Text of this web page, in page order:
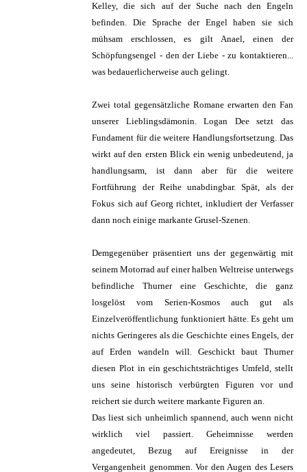
Kelley, die sich auf der Suche nach den Engeln
befinden. Die Sprache der Engel haben sie sich
mühsam erschlossen, es gilt Anael, einen der
Schöpfungsengel - den der Liebe - zu kontaktieren...
was bedauerlicherweise auch gelingt.
Zwei total gegensätzliche Romane erwarten den Fan
unserer Lieblingsdämonin. Logan Dee setzt das
Fundament für die weitere Handlungsfortsetzung. Das
wirkt auf den ersten Blick ein wenig unbedeutend, ja
handlungsarm, ist dann aber für die weitere
Fortführung der Reihe unabdingbar. Spät, als der
Fokus sich auf Georg richtet, inkludiert der Verfasser
dann noch einige markante Grusel-Szenen.
Demgegenüber präsentiert uns der gegenwärtig mit
seinem Motorrad auf einer halben Weltreise unterwegs
befindliche Thurner eine Geschichte, die ganz
losgelöst vom Serien-Kosmos auch gut als
Einzelveröffentlichung funktioniert hätte. Es geht um
nichts Geringeres als die Geschichte eines Engels, der
auf Erden wandeln will. Geschickt baut Thurner
diesen Plot in ein geschichtsträchtiges Umfeld, stellt
uns seine historisch verbürgten Figuren vor und
reichert sie durch weitere markante Figuren an.
Das liest sich unheimlich spannend, auch wenn nicht
wirklich viel passiert. Geheimnisse werden
angedeutet, Bezug auf Ereignisse in der
Vergangenheit genommen. Vor den Augen des Lesers